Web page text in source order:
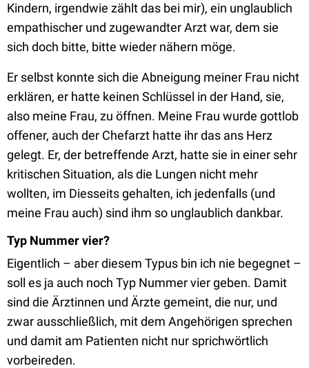
Kindern, irgendwie zählt das bei mir), ein unglaublich
empathischer und zugewandter Arzt war, dem sie
sich doch bitte, bitte wieder nähern möge.
Er selbst konnte sich die Abneigung meiner Frau nicht
erklären, er hatte keinen Schlüssel in der Hand, sie,
also meine Frau, zu öffnen. Meine Frau wurde gottlob
offener, auch der Chefarzt hatte ihr das ans Herz
gelegt. Er, der betreffende Arzt, hatte sie in einer sehr
kritischen Situation, als die Lungen nicht mehr
wollten, im Diesseits gehalten, ich jedenfalls (und
meine Frau auch) sind ihm so unglaublich dankbar.
Typ Nummer vier?
Eigentlich – aber diesem Typus bin ich nie begegnet –
soll es ja auch noch Typ Nummer vier geben. Damit
sind die Ärztinnen und Ärzte gemeint, die nur, und
zwar ausschließlich, mit dem Angehörigen sprechen
und damit am Patienten nicht nur sprichwörtlich
vorbeireden.